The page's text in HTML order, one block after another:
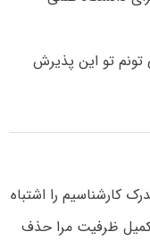
تونم تو این پذیرش
کارشناسیم را اشتباه
ظرفیت مرا حذف